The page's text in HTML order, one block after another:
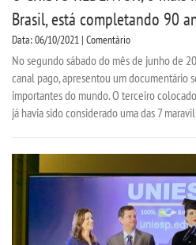
Brasil, está completando 90
Data: 06/10/2021 | Comentário
No segundo sábado do mês de junho de
canal pago, apresentou um documentário
importantes do mundo. O terceiro
já havia sido considerado uma das 7